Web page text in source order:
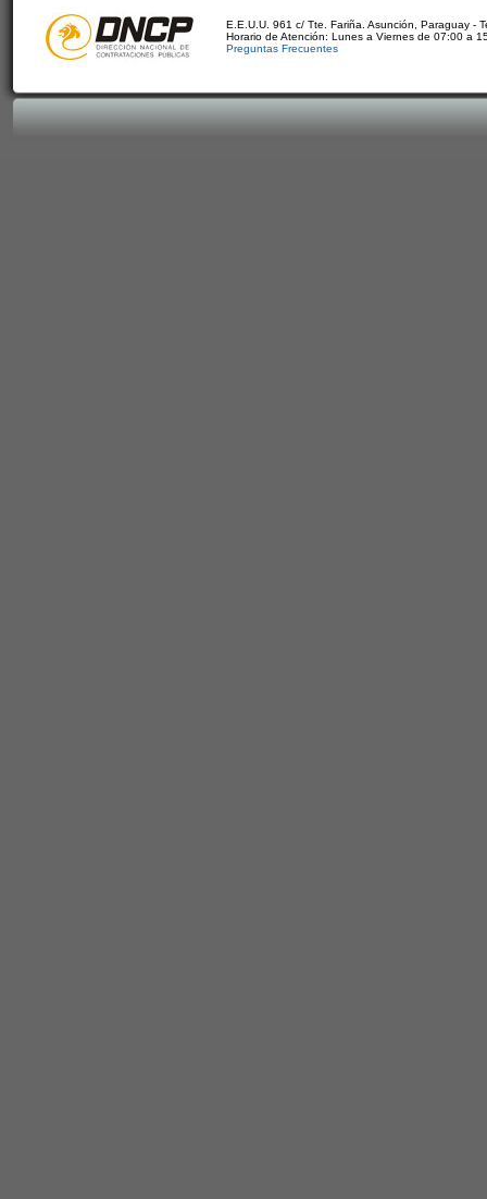
E.E.U.U. 961 c/ Tte. Fariña. Asunción, Paraguay -
Horario de Atención: Lunes a Viernes de 07:00 a
Preguntas Frecuentes